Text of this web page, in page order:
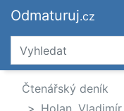
Odmaturuj.cz
Čtenářský deník